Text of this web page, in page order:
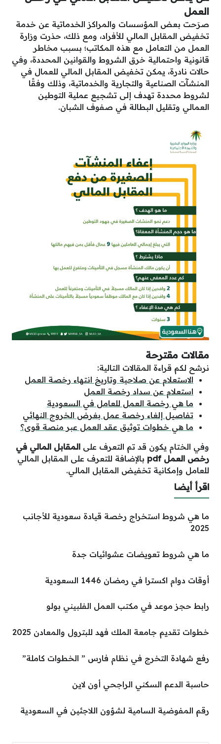
العمل
صرَحت بعض المؤسسات والمراكز الخدماتية عن خدمة
تخفيض المقابل المالي للأفراد، ومع ذلك، حذرت وزارة
العمل من التعامل مع هذه المكاتب؛ بسبب مخاطر
قانونية واحتمالية خرق الشروط والقوانين المحددة، وفي
حالات نادرة، يمكن تخفيض المقابل المالي للعمال في
المنشآت الصناعية والتجارية والخدماتية، وذلك وفقًا
لشروط محددة تهدف إلى تشجيع عملية التوطين
العمالي وتقليل البطالة في صفوف الشبان.
مقالات مقترحة
نرشح لكم قراءة المقالات التالية:
الاستعلام عن صلاحية وتاريخ انتهاء رخصة العمل
استعلام عن سداد رخصة العمل
ما هي رخصة العمل للعامل في السعودية
تفاصيل إلغاء رخصة عمل بغرض الخروج النهائي
ما هي خطوات توثيق عقد العمل عبر منصة قوى؟
وفي الختام يكون قد تم التعرف على المقابل المالي في
رخص العمل pdf
بالإضافة للتعرف على المقابل المالي
للعامل وإمكانية تخفيض المقابل المالي.
اقرأ أيضا
ما هي شروط استخراج رخصة قيادة سعودية للأجانب
2025
ما هي شروط تعويضات عشوائيات جدة
أوقات دوام اكسترا في رمضان 1446 السعودية
رابط حجز موعد في مكتب العمل الفلبيني بولو
خطوات تقديم جامعة الملك فهد للبترول والمعادن 2025
رفع شهادة التخرج في نظام فارس ” الخطوات كاملة”
حاسبة الدعم السكني الراجحي أون لاين
رقم المفوضية السامية لشؤون اللاجئين في السعودية